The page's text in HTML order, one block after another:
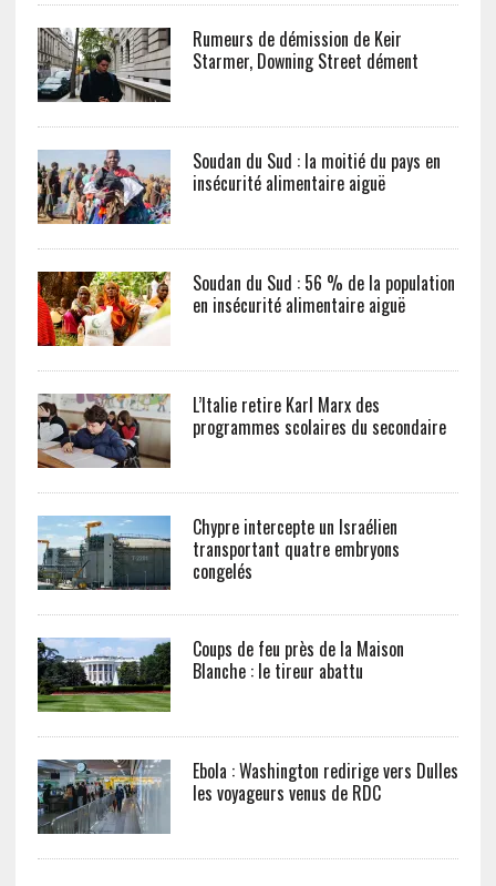
Rumeurs de démission de Keir
Starmer, Downing Street dément
Soudan du Sud : la moitié du pays en
insécurité alimentaire aiguë
Soudan du Sud : 56 % de la population
en insécurité alimentaire aiguë
L’Italie retire Karl Marx des
programmes scolaires du secondaire
Chypre intercepte un Israélien
transportant quatre embryons
congelés
Coups de feu près de la Maison
Blanche : le tireur abattu
Ebola : Washington redirige vers Dulles
les voyageurs venus de RDC